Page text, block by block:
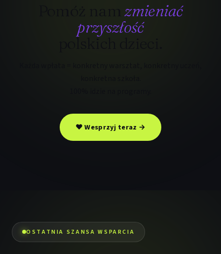
Pomóż namzmieniać
przyszłość
polskich dzieci.
❤ Wesprzyj teraz →
OSTATNIA SZANSA WSPARCIA